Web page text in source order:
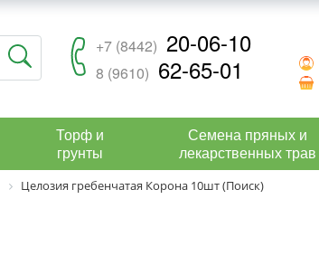
+7 (8442) 20-06-10
8 (9610) 62-65-01
Торф и
грунты
Семена пряных и
лекарственных трав
Целозия гребенчатая Корона 10шт (Поиск)